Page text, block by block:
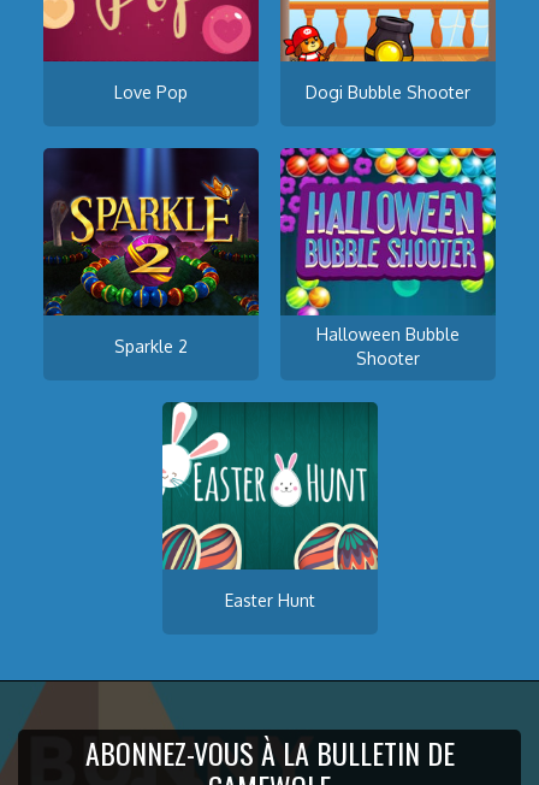
Love Pop Dogi Bubble Shooter
Sparkle 2
Halloween Bubble
Shooter
Easter Hunt
ABONNEZ-VOUS À LA BULLETIN DE